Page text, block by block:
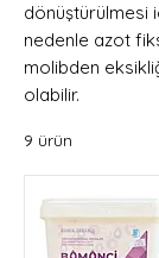
dönüştürülmesi
nedenle azot
molibden
olabilir.
9 ürün